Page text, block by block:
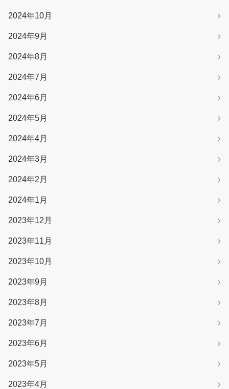
2024年10月
2024年9月
2024年8月
2024年7月
2024年6月
2024年5月
2024年4月
2024年3月
2024年2月
2024年1月
2023年12月
2023年11月
2023年10月
2023年9月
2023年8月
2023年7月
2023年6月
2023年5月
2023年4月